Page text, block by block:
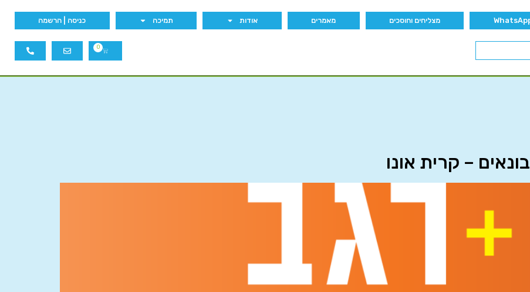
מצליחים וחוסכים מאמרים אודות תמיכה כניסה | הרשמה
0
– קרית אונו